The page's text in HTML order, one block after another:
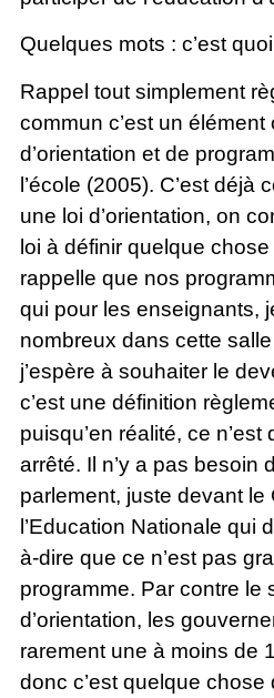
Quelques mots : c’est
Rappel tout simplement
commun c’est un élément
d’orientation et de
l’école (2005). C’est déjà
une loi d’orientation, on
loi à définir quelque
rappelle que nos
qui pour les enseignants,
nombreux dans cette salle
j’espère à souhaiter le
c’est une définition
puisqu’en réalité, ce n’est
arrêté. Il n’y a pas besoin
parlement, juste devant le
l’Education Nationale qui
à-dire que ce n’est pas
programme. Par contre le
d’orientation, les
rarement une à moins de
donc c’est quelque chose